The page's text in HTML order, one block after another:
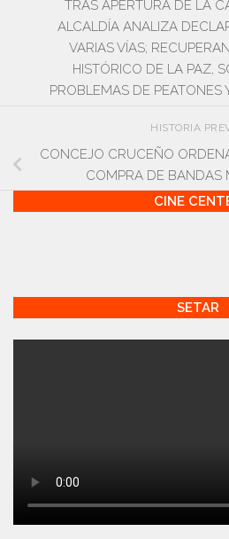
TRAS APERTURA DE LA
ALCALDÍA ANALIZA
VARIAS VÍAS;
HISTÓRICO DE LA PAZ,
PROBLEMAS DE PEATONES
HISTORIA
CONCEJO CRUCEÑO
COMPRA DE BANDAS
CINE
SETAR